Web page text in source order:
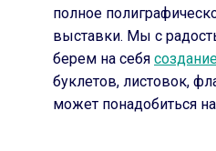
полное
выставки. Мы с
берем на себя
буклетов, листовок,
может понадобиться